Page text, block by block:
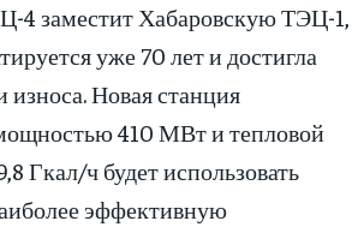
4 заместит Хабаровскую ТЭЦ-1,
уже 70 лет и достигла
износа. Новая станция
410 МВт и тепловой
Гкал/ч будет использовать
эффективную